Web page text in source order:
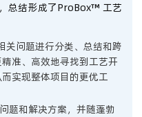
总结形成了ProBox™ 工艺
问题进行分类、总结和跨
准、高效地寻找到工艺开
实现整体项目的更优工
题和解决方案，并随蓬勃